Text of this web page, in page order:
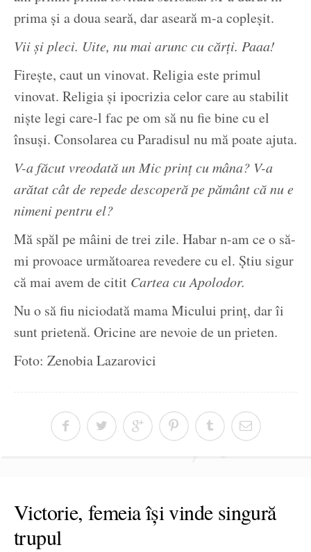
prima și a doua seară, dar aseară m-a copleșit.
Vii și pleci. Uite, nu mai arunc cu cărți. Paaa!
Firește, caut un vinovat. Religia este primul
vinovat. Religia și ipocrizia celor care au stabilit
niște legi care-l fac pe om să nu fie bine cu el
însuși. Consolarea cu Paradisul nu mă poate ajuta.
V-a făcut vreodată un Mic prinț cu mâna? V-a
arătat cât de repede descoperă pe pământ că nu e
nimeni pentru el?
Mă spăl pe mâini de trei zile. Habar n-am ce o să-
mi provoace următoarea revedere cu el. Știu sigur
că mai avem de citit Cartea cu Apolodor.
Nu o să fiu niciodată mama Micului prinț, dar îi
sunt prietenă. Oricine are nevoie de un prieten.
Foto: Zenobia Lazarovici
Victorie, femeia își vinde singură
trupul